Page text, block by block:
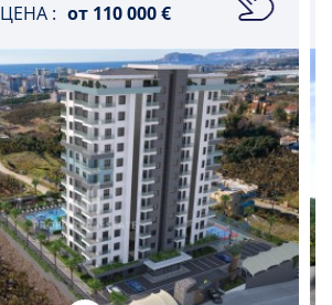
ЦЕНА : от 110 000 €